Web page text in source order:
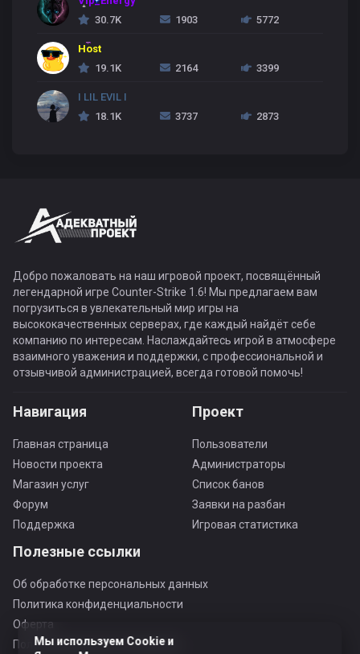
30.7K
1903 5772
Host
19.1K
2164 3399
I LIL EVIL I
18.1K
3737 2873
Добро пожаловать на наш игровой проект, посвящённый
легендарной игре Counter-Strike 1.6! Мы предлагаем вам
погрузиться в увлекательный мир игры на
высококачественных серверах, где каждый найдёт себе
компанию по интересам. Наслаждайтесь игрой в атмосфере
взаимного уважения и поддержки, с профессиональной и
отзывчивой администрацией, всегда готовой помочь!
Навигация
Главная страница
Новости проекта
Магазин услуг
Форум
Поддержка
Проект
Пользователи
Администраторы
Список банов
Заявки на разбан
Игровая статистика
Полезные ссылки
Об обработке персональных данных
Политика конфиденциальности
Оферта
Пользовательское соглашение
Мы используем Cookie и